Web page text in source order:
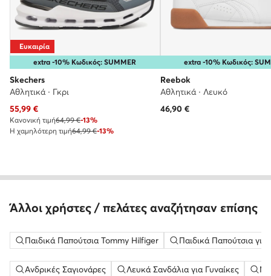
extra -10% Κωδικός: SUMMER
Ευκαιρία
Skechers
Αθλητικά · Γκρι
Τρέχουσα τιμή
55,99 €
Κανονική τιμή64,99 €-13%
Η χαμηλότερη τιμή64,99 €-13%
extra -10% Κωδικός:
Reebok
Αθλητικά · Λευκό
46,90€
Άλλοι χρήστες / πελάτες αναζήτησαν επίσης
Παιδικά Παπούτσια Tommy Hilfiger Παιδικά Παπούτσια
Ανδρικές Σαγιονάρες Λευκά Σανδάλια για Γυναίκες